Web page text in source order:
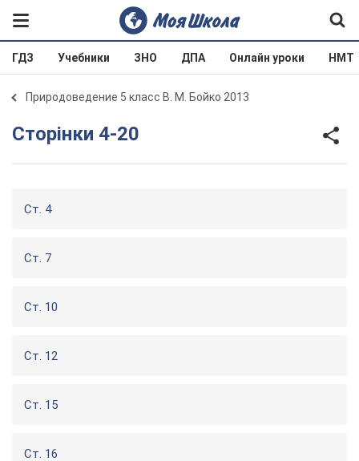
ГДЗ Учебники ЗНО ДПА Онлайн уроки НМТ
Природоведение 5 класс В. М. Бойко 2013
Сторінки 4-20
Ст. 4
Ст. 7
Ст. 10
Ст. 12
Ст. 15
Ст. 16